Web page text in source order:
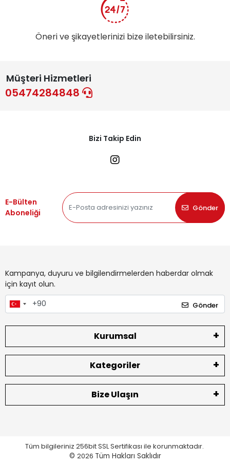
Öneri ve şikayetlerinizi bize iletebilirsiniz.
Müşteri Hizmetleri
05474284848
Bizi Takip Edin
E-Bülten
Aboneliği
Gönder
Kampanya, duyuru ve bilgilendirmelerden haberdar olmak
için kayıt olun.
Gönder
Kurumsal
Kategoriler
Bize Ulaşın
Tüm bilgileriniz 256bit SSL Sertifikası ile korunmaktadır.
© 2026 Tüm Hakları Saklıdır